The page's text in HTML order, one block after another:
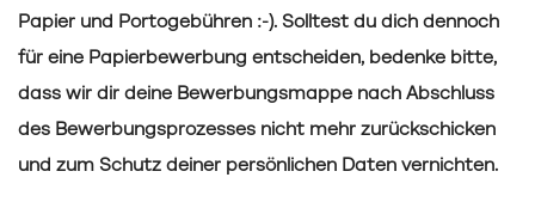
Papier und Portogebühren :-). Solltest du dich dennoch
für eine Papierbewerbung entscheiden, bedenke bitte,
dass wir dir deine Bewerbungsmappe nach Abschluss
des Bewerbungsprozesses nicht mehr zurückschicken
und zum Schutz deiner persönlichen Daten vernichten.